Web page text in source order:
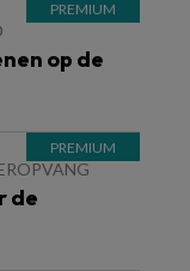
op de
de